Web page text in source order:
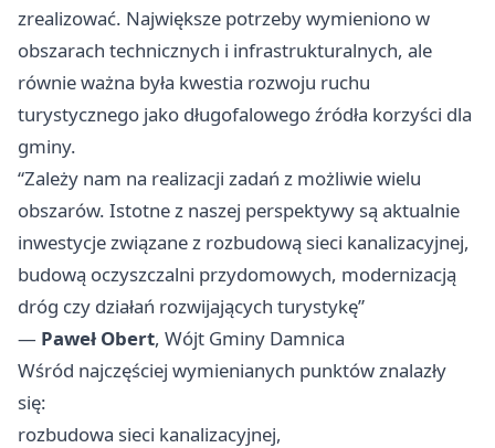
zrealizować. Największe potrzeby wymieniono w
obszarach technicznych i infrastrukturalnych, ale
równie ważna była kwestia rozwoju ruchu
turystycznego jako długofalowego źródła korzyści dla
gminy.
“Zależy nam na realizacji zadań z możliwie wielu
obszarów. Istotne z naszej perspektywy są aktualnie
inwestycje związane z rozbudową sieci kanalizacyjnej,
budową oczyszczalni przydomowych, modernizacją
dróg czy działań rozwijających turystykę”
— Paweł Obert, Wójt Gminy Damnica
Wśród najczęściej wymienianych punktów znalazły
się:
rozbudowa sieci kanalizacyjnej,